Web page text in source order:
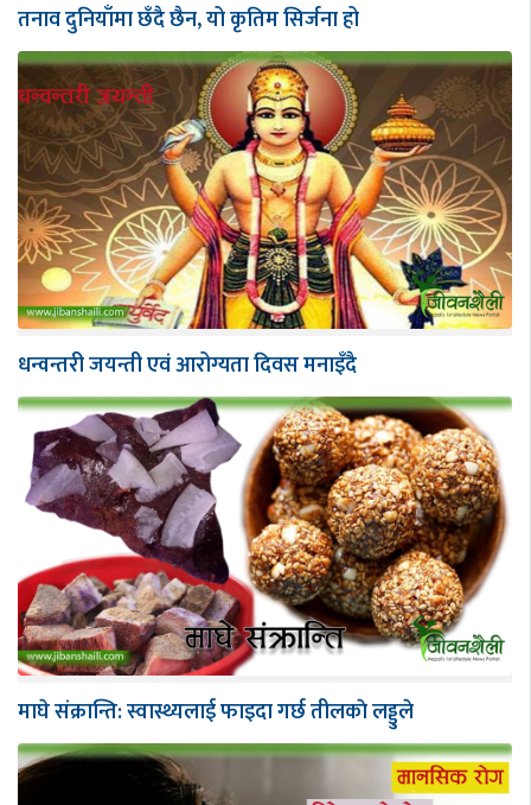
तनाव दुनियाँमा छँदै छैन, यो कृतिम सिर्जना हो
धन्वन्तरी जयन्ती एवं आरोग्यता दिवस मनाइँदै
माघे संक्रान्ति: स्वास्थ्यलाई फाइदा गर्छ तीलकाे लड्डुले